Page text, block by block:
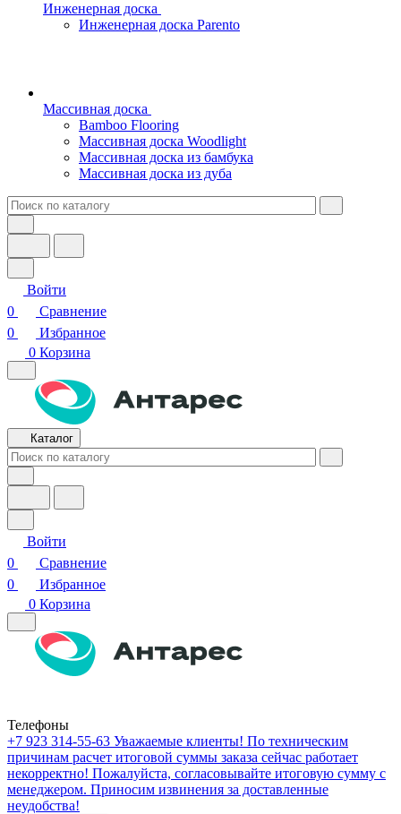
Инженерная доска
Инженерная доска Parento
Массивная доска
Bamboo Flooring
Массивная доска Woodlight
Массивная доска из бамбука
Массивная доска из дуба
Войти
0
Сравнение
0
Избранное
0 Корзина
Каталог
Войти
0
Сравнение
0
Избранное
0 Корзина
Телефоны
+7 923 314-55-63 Уважаемые клиенты! По техническим
причинам расчет итоговой суммы заказа сейчас работает
некорректно! Пожалуйста, согласовывайте итоговую сумму с
менеджером. Приносим извинения за доставленные
неудобства!